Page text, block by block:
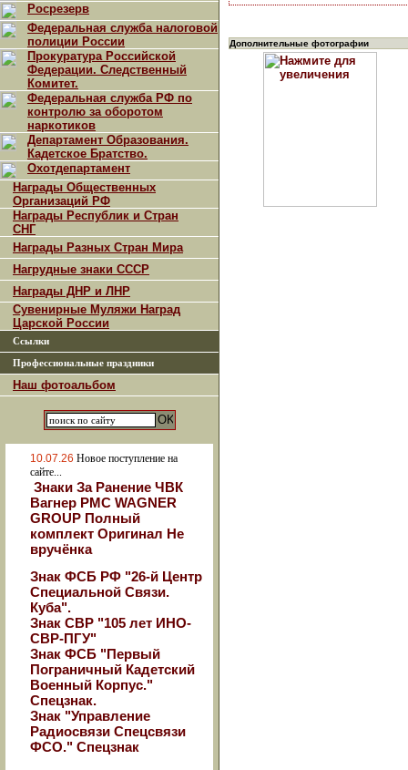
Росрезерв
Федеральная служба налоговой
полиции России
Прокуратура Российской
Федерации. Следственный
Комитет.
Федеральная служба РФ по
контролю за оборотом
наркотиков
Департамент Образования.
Кадетское Братство.
Охотдепартамент
Награды Общественных
Организаций РФ
Награды Республик и Стран
СНГ
Награды Разных Стран Мира
Нагрудные знаки СССР
Награды ДНР и ЛНР
Сувенирные Муляжи Наград
Царской России
Ссылки
Профессиональные праздники
Наш фотоальбом
10.07.26 Новое поступление на
сайте...
Знаки За Ранение ЧВК
Вагнер РМС WAGNER
GROUP Полный
комплект Оригинал Не
вручёнка
Знак ФСБ РФ "26-й Центр
Специальной Связи.
Куба".
Знак СВР "105 лет ИНО-
СВР-ПГУ"
Знак ФСБ "Первый
Пограничный Кадетский
Военный Корпус."
Спецзнак.
Знак "Управление
Радиосвязи Спецсвязи
ФСО." Спецзнак
Дополнительные фотографии